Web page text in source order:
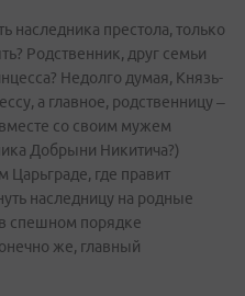
наследника престола, только
Родственник, друг семьи
Недолго думая, Князь-
а главное, родственницу –
со своим мужем
Добрыни Никитича?)
Царьграде, где правит
наследницу на родные
спешном порядке
же, главный